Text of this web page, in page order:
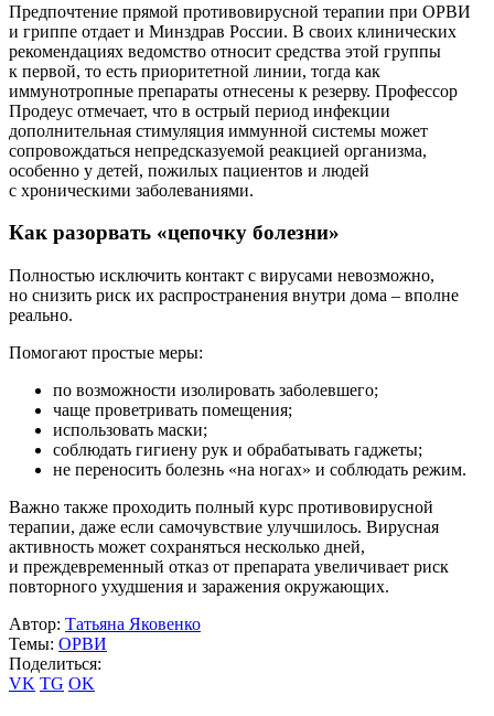
Предпочтение прямой противовирусной терапии при ОРВИ
и гриппе отдает и Минздрав России. В своих клинических
рекомендациях ведомство относит средства этой группы
к первой, то есть приоритетной линии, тогда как
иммунотропные препараты отнесены к резерву. Профессор
Продеус отмечает, что в острый период инфекции
дополнительная стимуляция иммунной системы может
сопровождаться непредсказуемой реакцией организма,
особенно у детей, пожилых пациентов и людей
с хроническими заболеваниями.
Как разорвать «цепочку болезни»
Полностью исключить контакт с вирусами невозможно,
но снизить риск их распространения внутри дома – вполне
реально.
Помогают простые меры:
по возможности изолировать заболевшего;
чаще проветривать помещения;
использовать маски;
соблюдать гигиену рук и обрабатывать гаджеты;
не переносить болезнь «на ногах» и соблюдать режим.
Важно также проходить полный курс противовирусной
терапии, даже если самочувствие улучшилось. Вирусная
активность может сохраняться несколько дней,
и преждевременный отказ от препарата увеличивает риск
повторного ухудшения и заражения окружающих.
Автор: Татьяна Яковенко
Темы: ОРВИ
Поделиться:
VK TG OK